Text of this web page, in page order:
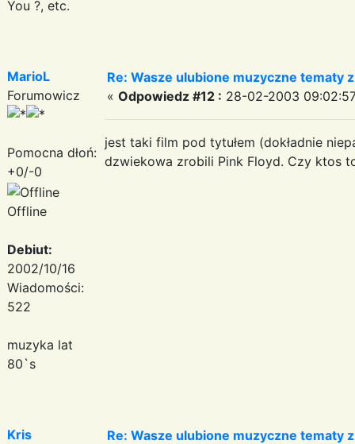
You ?, etc.
MarioL
Forumowicz
Pomocna dłoń:
+0/-0
Offline
Debiut:
2002/10/16
Wiadomości:
522
muzyka lat
80`s
Re: Wasze ulubione muzyczne tematy
« Odpowiedz #12 : 28-02-2003
jest taki film pod tytułem (dokładnie
dzwiekowa zrobili Pink Floyd. Czy ktos
Kris
Re: Wasze ulubione muzyczne tematy